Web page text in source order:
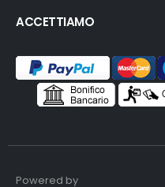
ACCETTIAMO
Powered by